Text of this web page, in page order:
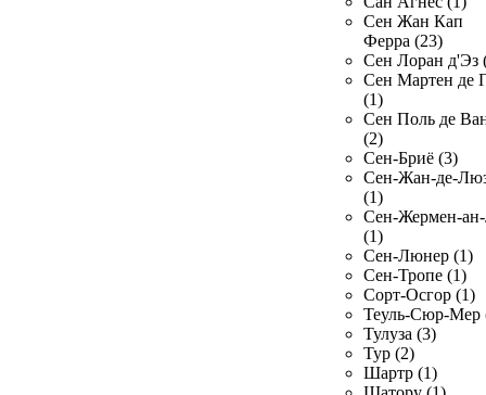
Сен Жан Кап
Ферра (23)
Сен Лоран д'Эз
Сен Мартен де
(1)
Сен Поль де
(2)
Сен-Бриё (3)
Сен-Жан-де-
(1)
Сен-Жермен-
(1)
Сен-Люнер (1)
Сен-Тропе (1)
Сорт-Осгор (1)
Теуль-Сюр-Мер
Тулуза (3)
Тур (2)
Шартр (1)